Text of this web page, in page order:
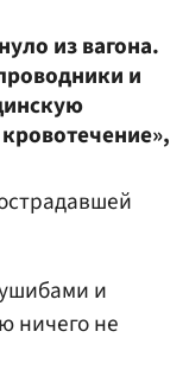
из вагона.
и
и
ничего не